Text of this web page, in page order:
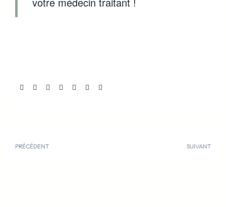
PRÉCÉDENT SUIVANT